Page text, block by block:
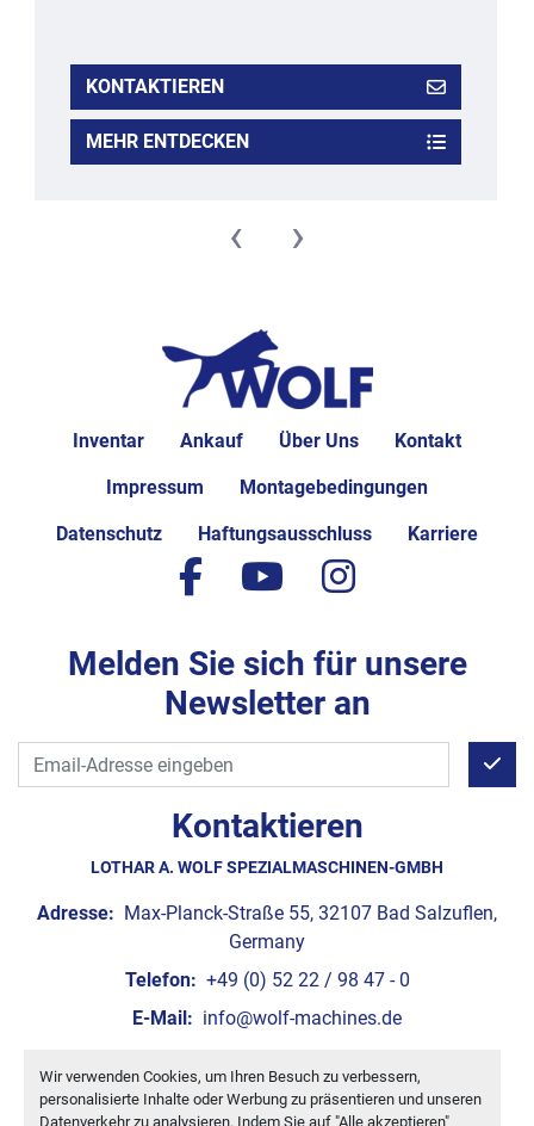
Wir verwenden Cookies, um Ihren Besuch zu verbessern,
personalisierte Inhalte oder Werbung zu präsentieren und unseren
Datenverkehr zu analysieren. Indem Sie auf "Alle akzeptieren"
KONTAKTIEREN
MEHR ENTDECKEN
‹ ›
Inventar Ankauf Über Uns Kontakt
Impressum Montagebedingungen
Datenschutz Haftungsausschluss Karriere
Kontaktieren
LOTHAR A. WOLF SPEZIALMASCHINEN-GMBH
Adresse: Max-Planck-Straße 55, 32107 Bad Salzuflen,
Germany
Telefon: +49 (0) 52 22 / 98 47 - 0
E-Mail: info@wolf-machines.de
Cookie-Einstellungen
Machinio System-Website vonMachinio
facebook
youtubeinstagram
Melden Sie sich für unsere
Newsletter an